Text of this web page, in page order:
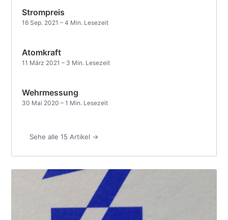
Strompreis
16 Sep. 2021 – 4 Min. Lesezeit
Atomkraft
11 März 2021 – 3 Min. Lesezeit
Wehrmessung
30 Mai 2020 – 1 Min. Lesezeit
Sehe alle 15 Artikel →